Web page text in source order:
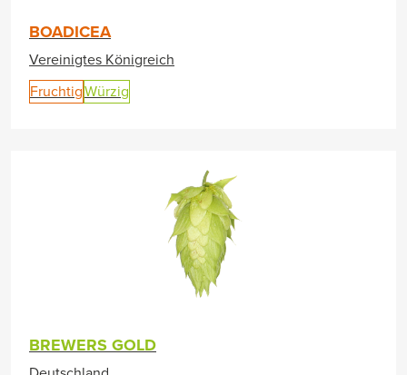
BOADICEA
Vereinigtes Königreich
FruchtigWürzig
BREWERS GOLD